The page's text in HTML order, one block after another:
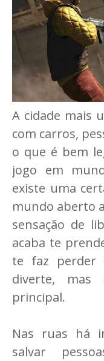
A cidade mais
com carros,
o que é bem
jogo em
existe uma
mundo aberto
sensação de
acaba te
te faz perder
diverte, mas
principal.
Nas ruas há
salvar